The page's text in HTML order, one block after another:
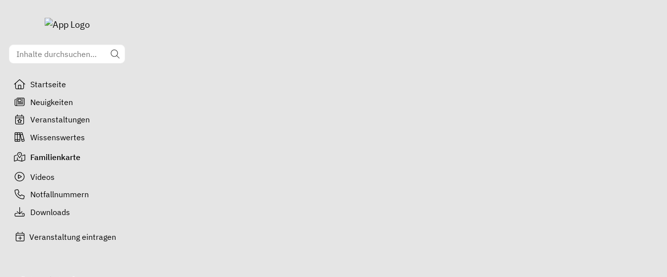
Startseite
Neuigkeiten
Veranstaltungen
Wissenswertes
Familienkarte
Videos
Notfallnummern
Downloads
Veranstaltung eintragen